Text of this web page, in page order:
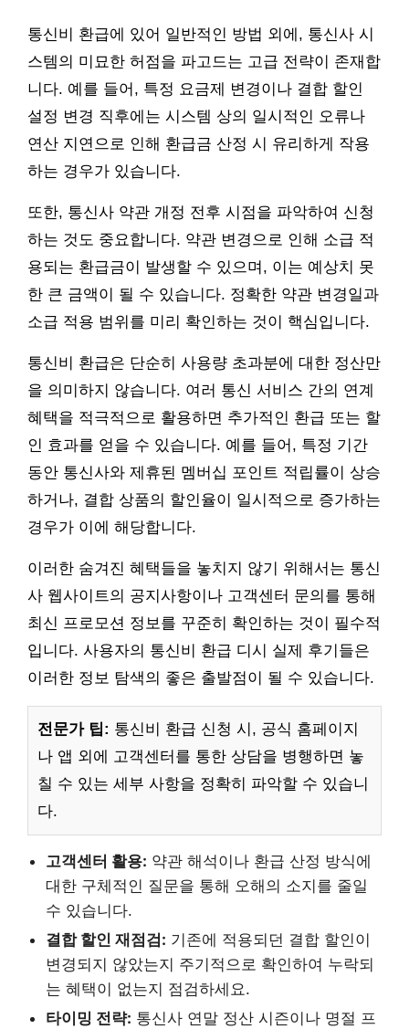
통신비 환급에 있어 일반적인 방법 외에, 통신사 시
스템의 미묘한 허점을 파고드는 고급 전략이 존재합
니다. 예를 들어, 특정 요금제 변경이나 결합 할인
설정 변경 직후에는 시스템 상의 일시적인 오류나
연산 지연으로 인해 환급금 산정 시 유리하게 작용
하는 경우가 있습니다.
또한, 통신사 약관 개정 전후 시점을 파악하여 신청
하는 것도 중요합니다. 약관 변경으로 인해 소급 적
용되는 환급금이 발생할 수 있으며, 이는 예상치 못
한 큰 금액이 될 수 있습니다. 정확한 약관 변경일과
소급 적용 범위를 미리 확인하는 것이 핵심입니다.
통신비 환급은 단순히 사용량 초과분에 대한 정산만
을 의미하지 않습니다. 여러 통신 서비스 간의 연계
혜택을 적극적으로 활용하면 추가적인 환급 또는 할
인 효과를 얻을 수 있습니다. 예를 들어, 특정 기간
동안 통신사와 제휴된 멤버십 포인트 적립률이 상승
하거나, 결합 상품의 할인율이 일시적으로 증가하는
경우가 이에 해당합니다.
이러한 숨겨진 혜택들을 놓치지 않기 위해서는 통신
사 웹사이트의 공지사항이나 고객센터 문의를 통해
최신 프로모션 정보를 꾸준히 확인하는 것이 필수적
입니다. 사용자의 통신비 환급 디시 실제 후기들은
이러한 정보 탐색의 좋은 출발점이 될 수 있습니다.
전문가 팁: 통신비 환급 신청 시, 공식 홈페이지
나 앱 외에 고객센터를 통한 상담을 병행하면 놓
칠 수 있는 세부 사항을 정확히 파악할 수 있습니
다.
고객센터 활용: 약관 해석이나 환급 산정 방식에
대한 구체적인 질문을 통해 오해의 소지를 줄일
수 있습니다.
결합 할인 재점검: 기존에 적용되던 결합 할인이
변경되지 않았는지 주기적으로 확인하여 누락되
는 혜택이 없는지 점검하세요.
타이밍 전략: 통신사 연말 정산 시즌이나 명절 프